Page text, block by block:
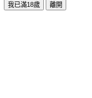
我已滿18歲 離開